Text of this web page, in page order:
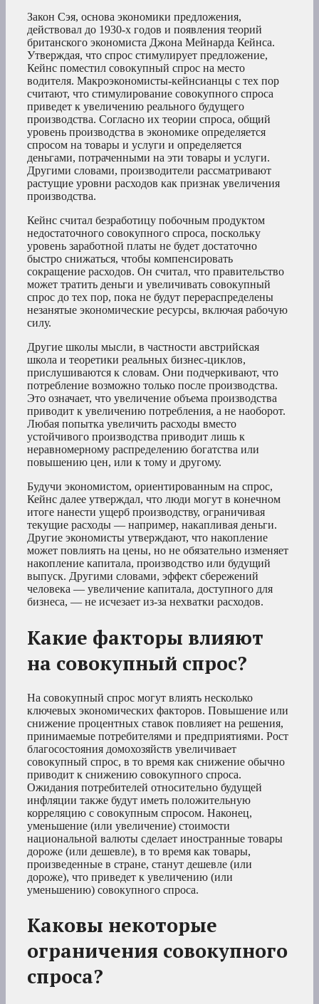
Закон Сэя, основа экономики предложения,
действовал до 1930-х годов и появления теорий
британского экономиста Джона Мейнарда Кейнса.
Утверждая, что спрос стимулирует предложение,
Кейнс поместил совокупный спрос на место
водителя. Макроэкономисты-кейнсианцы с тех пор
считают, что стимулирование совокупного спроса
приведет к увеличению реального будущего
производства. Согласно их теории спроса, общий
уровень производства в экономике определяется
спросом на товары и услуги и определяется
деньгами, потраченными на эти товары и услуги.
Другими словами, производители рассматривают
растущие уровни расходов как признак увеличения
производства.
Кейнс считал безработицу побочным продуктом
недостаточного совокупного спроса, поскольку
уровень заработной платы не будет достаточно
быстро снижаться, чтобы компенсировать
сокращение расходов. Он считал, что правительство
может тратить деньги и увеличивать совокупный
спрос до тех пор, пока не будут перераспределены
незанятые экономические ресурсы, включая рабочую
силу.
Другие школы мысли, в частности австрийская
школа и теоретики реальных бизнес-циклов,
прислушиваются к словам. Они подчеркивают, что
потребление возможно только после производства.
Это означает, что увеличение объема производства
приводит к увеличению потребления, а не наоборот.
Любая попытка увеличить расходы вместо
устойчивого производства приводит лишь к
неравномерному распределению богатства или
повышению цен, или к тому и другому.
Будучи экономистом, ориентированным на спрос,
Кейнс далее утверждал, что люди могут в конечном
итоге нанести ущерб производству, ограничивая
текущие расходы — например, накапливая деньги.
Другие экономисты утверждают, что накопление
может повлиять на цены, но не обязательно изменяет
накопление капитала, производство или будущий
выпуск. Другими словами, эффект сбережений
человека — увеличение капитала, доступного для
бизнеса, — не исчезает из-за нехватки расходов.
Какие факторы влияют
на совокупный спрос?
На совокупный спрос могут влиять несколько
ключевых экономических факторов. Повышение или
снижение процентных ставок повлияет на решения,
принимаемые потребителями и предприятиями. Рост
благосостояния домохозяйств увеличивает
совокупный спрос, в то время как снижение обычно
приводит к снижению совокупного спроса.
Ожидания потребителей относительно будущей
инфляции также будут иметь положительную
корреляцию с совокупным спросом. Наконец,
уменьшение (или увеличение) стоимости
национальной валюты сделает иностранные товары
дороже (или дешевле), в то время как товары,
произведенные в стране, станут дешевле (или
дороже), что приведет к увеличению (или
уменьшению) совокупного спроса.
Каковы некоторые
ограничения совокупного
спроса?